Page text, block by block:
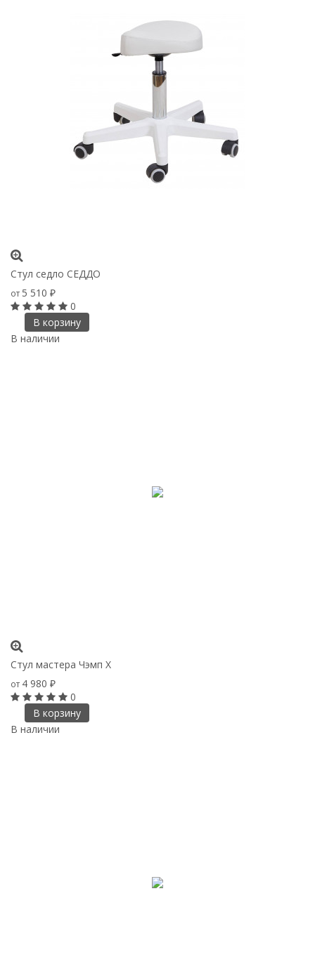
Стул седло СЕДДО
от 5 510 ₽
0
В корзину
В наличии
Стул мастера Чэмп Х
от 4 980 ₽
0
В корзину
В наличии